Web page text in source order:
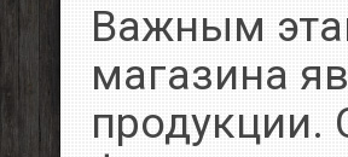
Важным
магазина
продукции.